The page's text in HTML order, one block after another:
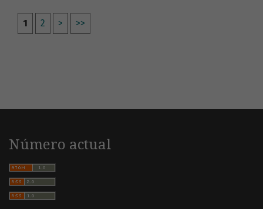
1 2 > >>
Número actual